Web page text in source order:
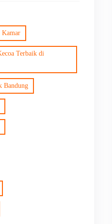
Kamar
Terbaik di
Bandung